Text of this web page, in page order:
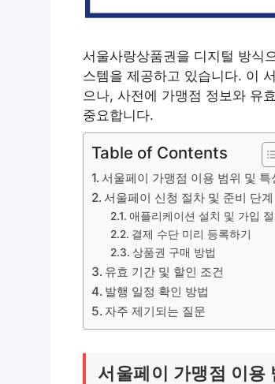
서울사랑상품권을 디지털 방식
스템을 제공하고 있습니다. 이
으나, 사전에 가맹점 정보와 유
중요합니다.
Table of Contents
서울페이 가맹점 이용 범위 및 특
서울페이 신청 절차 및 준비 단계
애플리케이션 설치 및 가입
결제 수단 미리 등록하기
상품권 구매 방법
유효 기간 및 할인 조건
발행 일정 확인 방법
자주 제기되는 질문
서울페이 가맹점 이용